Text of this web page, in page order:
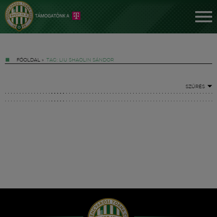
FŐOLDAL » TAG: LIU SHAOLIN SÁNDOR
SZŰRÉS
Hírek